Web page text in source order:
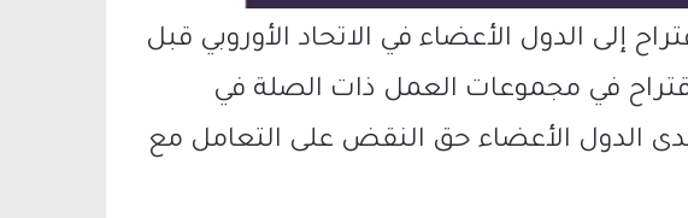
إلى الدول الأعضاء في الاتحاد الأوروبي قبل
في مجموعات العمل ذات الصلة في
الدول الأعضاء حق النقض على التعامل مع